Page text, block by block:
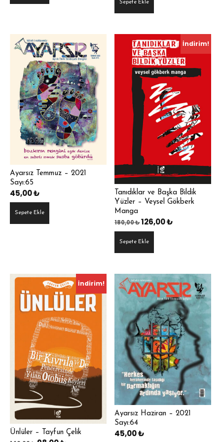
Sepete Ekle
Ayarsız Temmuz – 2021
Sayı:65
45,00₺
Sepete Ekle
İndirim!
Tanıdıklar ve Başka Bildik
Yüzler – Veysel Gökberk
Manga
180,00₺Orijinal
fiyat:
180,00 ₺.
126,00₺
Sepete Ekle
İndirim!
Ünlüler – Tayfun Çelik
Ayarsız Haziran – 2021
Sayı:64
45,00₺